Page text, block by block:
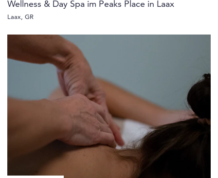
Wellness & Day Spa im Peaks Place in Laax
Laax, GR